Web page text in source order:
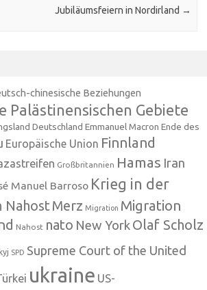
Jubiläumsfeiern in Nordirland →
chinesische Beziehungen
Palästinensischen Gebiete
Deutschland Emmanuel Macron Ende des
Europäische Union Finnland
Großbritannien Hamas Iran
Manuel Barroso Krieg in der
NahostMerz Migration Migration
Nahost nato New YorkOlaf Scholz
SPD Supreme Court of the United
ukraine US-